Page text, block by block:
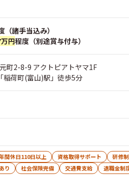
（諸手当込み）
円程度（別途賞与付与）
町2-8-9 アクトピアトヤマ1F
稲荷町(富山)駅」徒歩5分
間休日110日以上 資格取得サポート
研修
り 社会保険完備 交通費支給 退職金制